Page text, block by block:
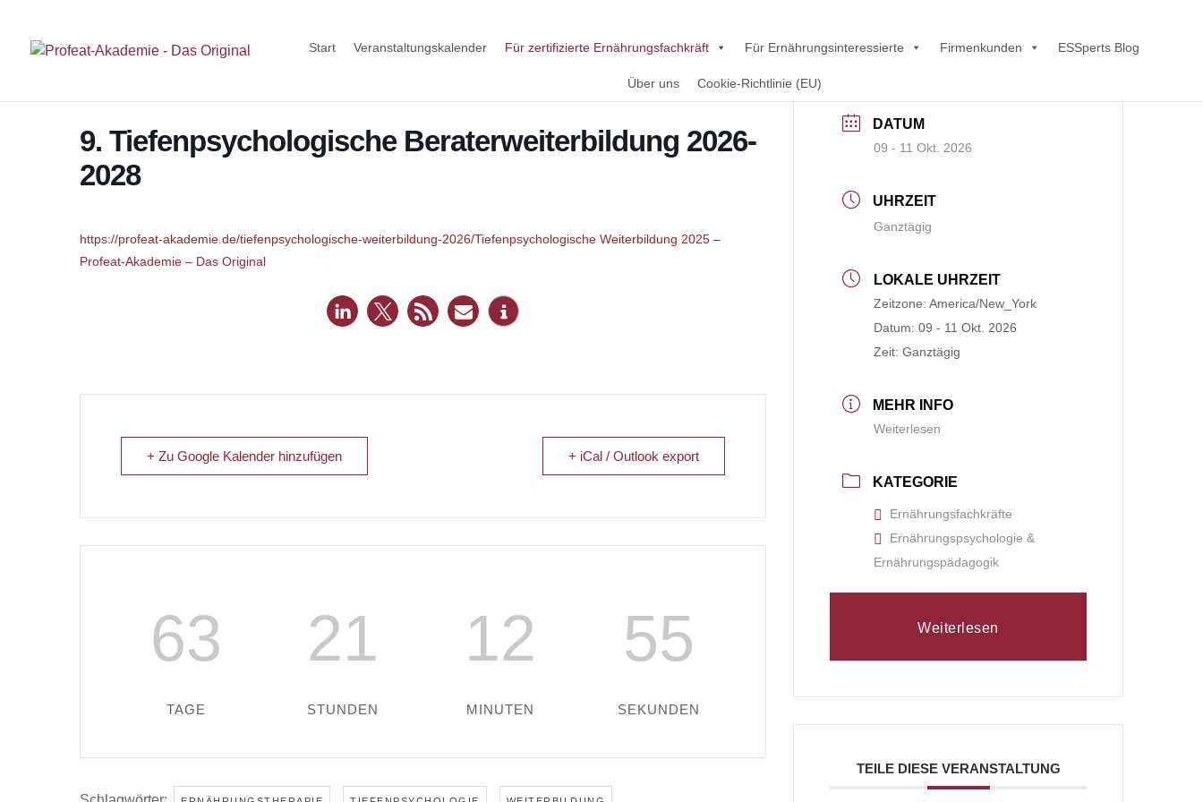
Start Veranstaltungskalender Für zertifizierte Ernährungsfachkräft Für Ernährungsinteressierte Firmenkunden ESSperts Blog
Über uns Cookie-Richtlinie (EU)
9. Tiefenpsychologische Beraterweiterbildung 2026-
2028
https://profeat-akademie.de/tiefenpsychologische-weiterbildung-2026/Tiefenpsychologische Weiterbildung 2025 –
Profeat-Akademie – Das Original
+ Zu Google Kalender hinzufügen + iCal / Outlook export
63
TAGE
21
STUNDEN
12
MINUTEN
55
SEKUNDEN
DATUM
09 - 11 Okt. 2026
UHRZEIT
Ganztägig
LOKALE UHRZEIT
Zeitzone:America/New_York
Datum:09 - 11 Okt. 2026
Zeit:Ganztägig
MEHR INFO
Weiterlesen
KATEGORIE
Ernährungsfachkräfte
Ernährungspsychologie &
Ernährungspädagogik
Weiterlesen
TEILE DIESE VERANSTALTUNG